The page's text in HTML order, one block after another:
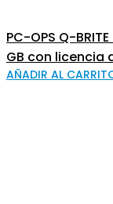
PC-OPS Q-BRITE
GB con licencia
AÑADIR AL